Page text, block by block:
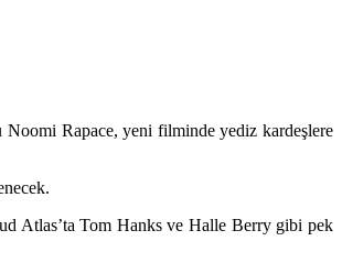
Noomi Rapace, yeni filminde yediz kardeşlere
Atlas’ta Tom Hanks ve Halle Berry gibi pek